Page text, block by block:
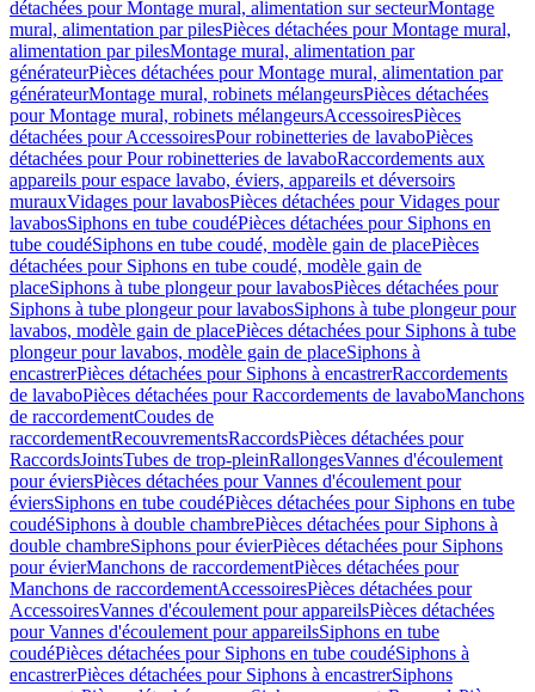
détachées pour Montage mural, alimentation sur secteurMontage
mural, alimentation par pilesPièces détachées pour Montage mural,
alimentation par pilesMontage mural, alimentation par
générateurPièces détachées pour Montage mural, alimentation par
générateurMontage mural, robinets mélangeursPièces détachées
pour Montage mural, robinets mélangeursAccessoiresPièces
détachées pour AccessoiresPour robinetteries de lavaboPièces
détachées pour Pour robinetteries de lavaboRaccordements aux
appareils pour espace lavabo, éviers, appareils et déversoirs
murauxVidages pour lavabosPièces détachées pour Vidages pour
lavabosSiphons en tube coudéPièces détachées pour Siphons en
tube coudéSiphons en tube coudé, modèle gain de placePièces
détachées pour Siphons en tube coudé, modèle gain de
placeSiphons à tube plongeur pour lavabosPièces détachées pour
Siphons à tube plongeur pour lavabosSiphons à tube plongeur pour
lavabos, modèle gain de placePièces détachées pour Siphons à tube
plongeur pour lavabos, modèle gain de placeSiphons à
encastrerPièces détachées pour Siphons à encastrerRaccordements
de lavaboPièces détachées pour Raccordements de lavaboManchons
de raccordementCoudes de
raccordementRecouvrementsRaccordsPièces détachées pour
RaccordsJointsTubes de trop-pleinRallongesVannes d'écoulement
pour éviersPièces détachées pour Vannes d'écoulement pour
éviersSiphons en tube coudéPièces détachées pour Siphons en tube
coudéSiphons à double chambrePièces détachées pour Siphons à
double chambreSiphons pour évierPièces détachées pour Siphons
pour évierManchons de raccordementPièces détachées pour
Manchons de raccordementAccessoiresPièces détachées pour
AccessoiresVannes d'écoulement pour appareilsPièces détachées
pour Vannes d'écoulement pour appareilsSiphons en tube
coudéPièces détachées pour Siphons en tube coudéSiphons à
encastrerPièces détachées pour Siphons à encastrerSiphons